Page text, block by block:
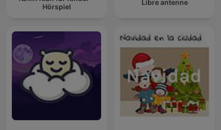
Hörspiel
Libre antenne